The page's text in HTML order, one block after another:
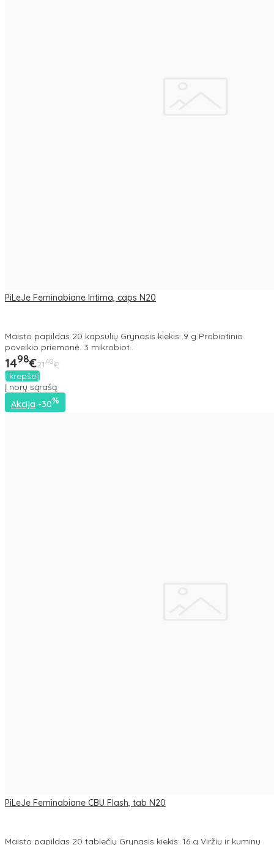
PiLeJe Feminabiane Intima, caps N20
Maisto papildas 20 kapsulių Grynasis kiekis: 9 g Probiotinio
poveikio priemonė. 3 mikrobiot..
1498€2140€
Į krepšelį
Į norų sąrašą
Akcija -30%
PiLeJe Feminabiane CBU Flash, tab N20
Maisto papildas 20 tablečių Grynasis kiekis: 16 g Viržių ir kuminų